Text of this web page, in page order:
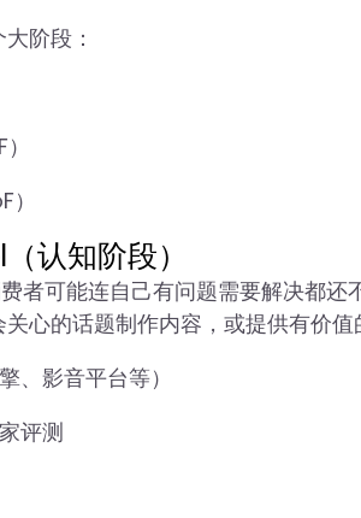
阶段：
认知阶段）
者可能连自己有问题需要解决都还
心的话题制作内容，或提供有价
、影音平台等）
评测